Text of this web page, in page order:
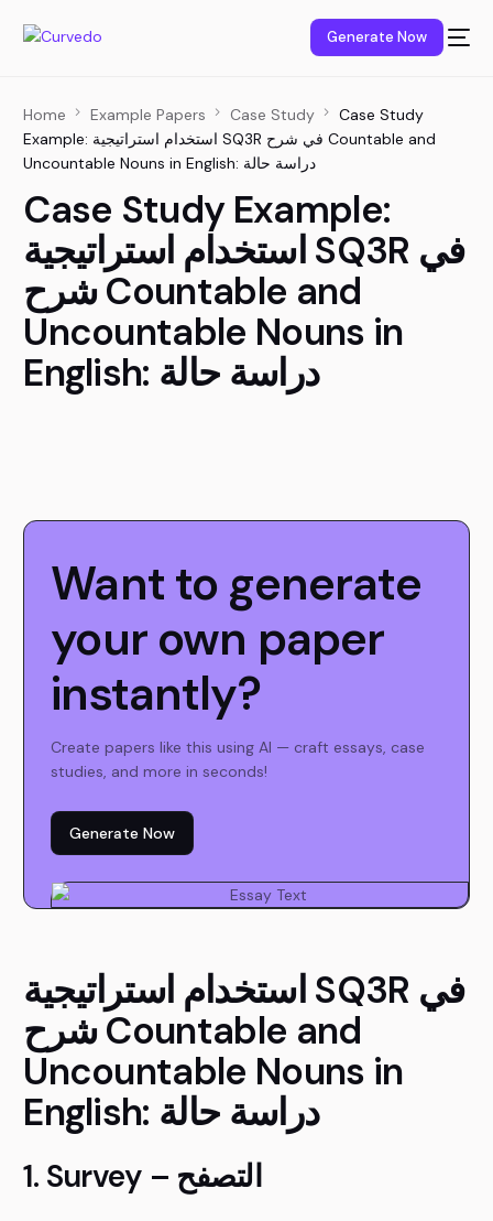
Generate Now
Home Example Papers Case Study
Case Study
Example: استخدام استراتيجية SQ3R في شرح Countable and
Uncountable Nouns in English: دراسة حالة
Case Study Example:
استخدام استراتيجية SQ3R في
شرح Countable and
Uncountable Nouns in
English: دراسة حالة
Want to generate
your own paper
instantly?
Create papers like this using AI — craft essays, case
studies, and more in seconds!
Generate Now
استخدام استراتيجية SQ3R في
شرح Countable and
Uncountable Nouns in
English: دراسة حالة
1. Survey – التصفح